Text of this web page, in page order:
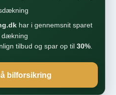
har i gennemsnit sparet
tilbud og spar op til 30%.
bilforsikring